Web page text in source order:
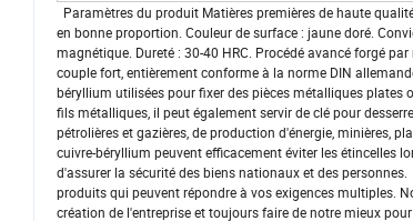
Paramètres du produit Matières premières de haute
en bonne proportion. Couleur de surface : jaune doré.
magnétique. Dureté : 30-40 HRC. Procédé avancé forgé
couple fort, entièrement conforme à la norme DIN
béryllium utilisées pour fixer des pièces métalliques plates
fils métalliques, il peut également servir de clé pour
pétrolières et gazières, de production d'énergie, minières,
cuivre-béryllium peuvent efficacement éviter les étincelles
d'assurer la sécurité des biens nationaux et des
produits qui peuvent répondre à vos exigences multiples.
création de l'entreprise et toujours faire de notre mieux